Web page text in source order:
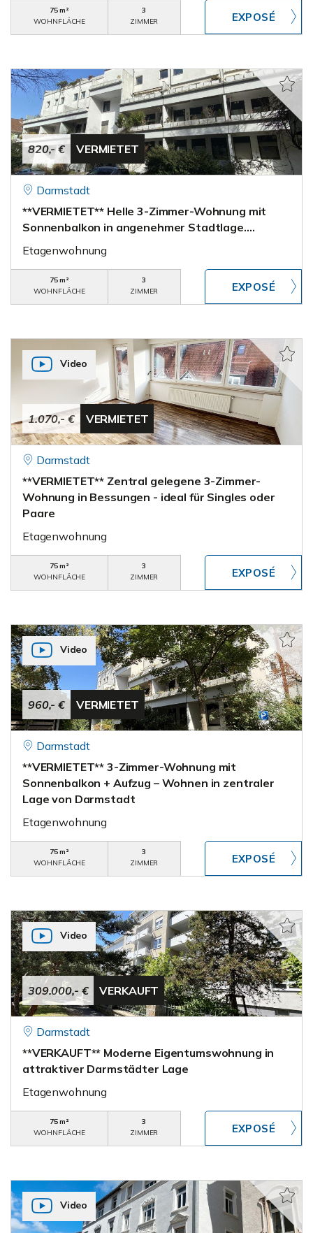
75 m²
WOHNFLÄCHE
3
ZIMMER
820,- € VERMIETET
Darmstadt
**VERMIETET** Helle 3-Zimmer-Wohnung mit
Sonnenbalkon in angenehmer Stadtlage….
Etagenwohnung
75 m²
WOHNFLÄCHE
3
ZIMMER
1.070,- € VERMIETET
Video
Darmstadt
**VERMIETET** Zentral gelegene 3-Zimmer-
Wohnung in Bessungen - ideal für Singles oder
Paare
Etagenwohnung
75 m²
WOHNFLÄCHE
3
ZIMMER
960,- € VERMIETET
Video
Darmstadt
**VERMIETET** 3-Zimmer-Wohnung mit
Sonnenbalkon + Aufzug – Wohnen in zentraler
Lage von Darmstadt
Etagenwohnung
75 m²
WOHNFLÄCHE
3
ZIMMER
309.000,- € VERKAUFT
Video
Darmstadt
**VERKAUFT** Moderne Eigentumswohnung in
attraktiver Darmstädter Lage
Etagenwohnung
75 m²
WOHNFLÄCHE
3
ZIMMER
Video